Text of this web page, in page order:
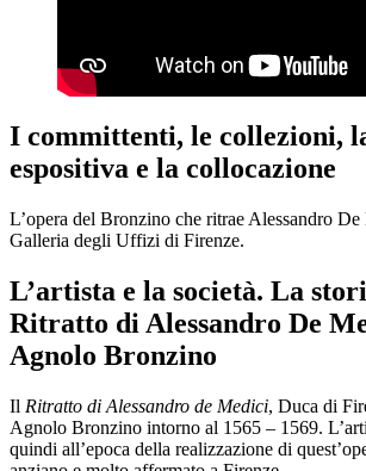
I committenti, le collezioni,
espositiva e la collocazione
L’opera del Bronzino che ritrae Alessandro
Galleria degli Uffizi di Firenze.
L’artista e la società. La
Ritratto di Alessandro De
Agnolo Bronzino
Il Ritratto di Alessandro de Medici, Duca di
Agnolo Bronzino intorno al 1565 – 1569.
quindi all’epoca della realizzazione di